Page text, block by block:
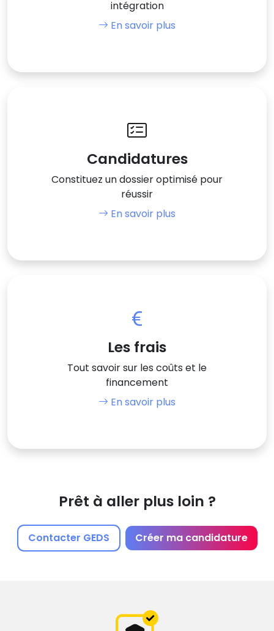
intégration
En savoir plus
Candidatures
Constituez un dossier optimisé pour
réussir
En savoir plus
Les frais
Tout savoir sur les coûts et le
financement
En savoir plus
Prêt à aller plus loin ?
Contacter GEDS Créer ma candidature